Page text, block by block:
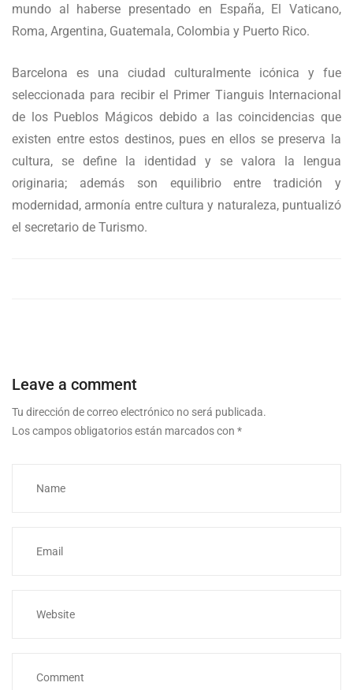
mundo al haberse presentado en España, El Vaticano,
Roma, Argentina, Guatemala, Colombia y Puerto Rico.
Barcelona es una ciudad culturalmente icónica y fue
seleccionada para recibir el Primer Tianguis Internacional
de los Pueblos Mágicos debido a las coincidencias que
existen entre estos destinos, pues en ellos se preserva la
cultura, se define la identidad y se valora la lengua
originaria; además son equilibrio entre tradición y
modernidad, armonía entre cultura y naturaleza, puntualizó
el secretario de Turismo.
Leave a comment
Tu dirección de correo electrónico no será publicada.
Los campos obligatorios están marcados con *